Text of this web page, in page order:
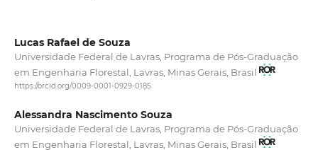
Lucas Rafael de Souza
Universidade Federal de Lavras, Programa de Pós-Graduação
em Engenharia Florestal, Lavras, Minas Gerais, Brasil
https://orcid.org/0009-0001-0929-0185
Alessandra Nascimento Souza
Universidade Federal de Lavras, Programa de Pós-Graduação
em Engenharia Florestal, Lavras, Minas Gerais, Brasil